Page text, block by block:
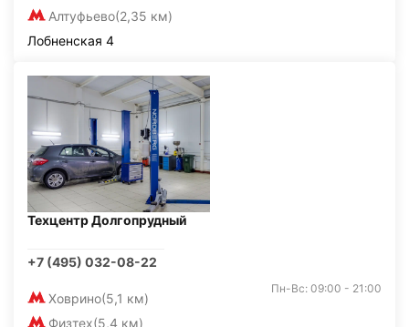
Алтуфьево(2,35 км)
Лобненская 4
Техцентр Долгопрудный
+7 (495) 032-08-22
Ховрино(5,1 км)
Физтех(5,4 км)
Пн-Вс: 09:00 - 21:00